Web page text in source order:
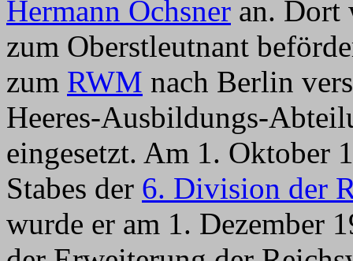
Hermann Ochsner an. Dort
zum Oberstleutnant
zum RWM nach Berlin
Heeres-Ausbildungs-
eingesetzt. Am 1. Oktober
Stabes der 6. Division der
wurde er am 1. Dezember